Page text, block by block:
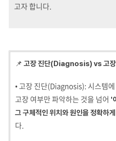
고자 합니다.
📌 고장 진단(Diagnosis) vs 고
• 고장 진단(Diagnosis): 시스템
고장 여부만 파악하는 것을 넘어 '
그 구체적인 위치와 원인을 정확하
다.